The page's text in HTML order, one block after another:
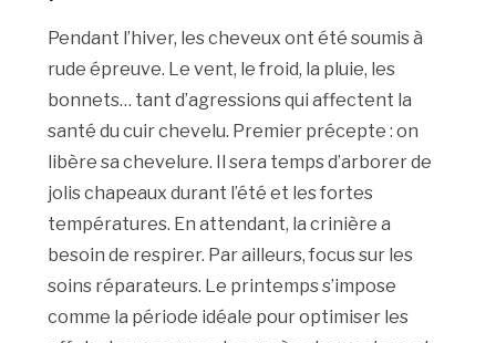
Pendant l’hiver, les cheveux ont été soumis à
rude épreuve. Le vent, le froid, la pluie, les
bonnets… tant d’agressions qui affectent la
santé du cuir chevelu. Premier précepte : on
libère sa chevelure. Il sera temps d’arborer de
jolis chapeaux durant l’été et les fortes
températures. En attendant, la crinière a
besoin de respirer. Par ailleurs, focus sur les
soins réparateurs. Le printemps s’impose
comme la période idéale pour optimiser les